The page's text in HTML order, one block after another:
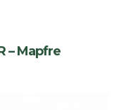
– Mapfre